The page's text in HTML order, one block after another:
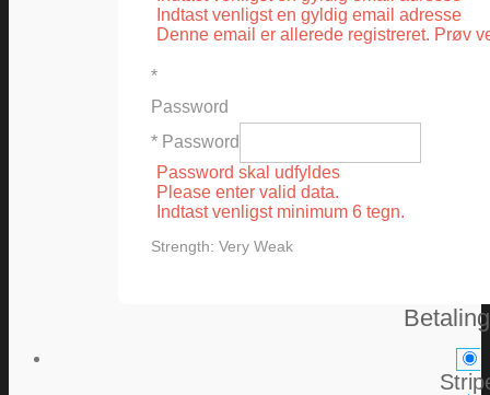
Indtast venligst en gyldig email adresse
Denne email er allerede registreret. Prøv
*
Password
* Password
Password skal udfyldes
Please enter valid data.
Indtast venligst minimum 6 tegn.
Strength: Very Weak
Betaling